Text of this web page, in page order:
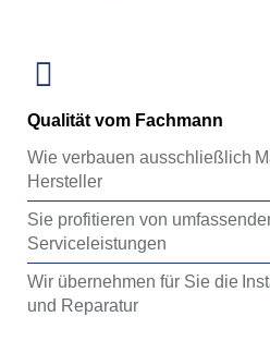
Qualität vom Fachmann
Wie verbauen ausschließlich
Hersteller
Sie profitieren von
Serviceleistungen
Wir übernehmen für Sie die
und Reparatur